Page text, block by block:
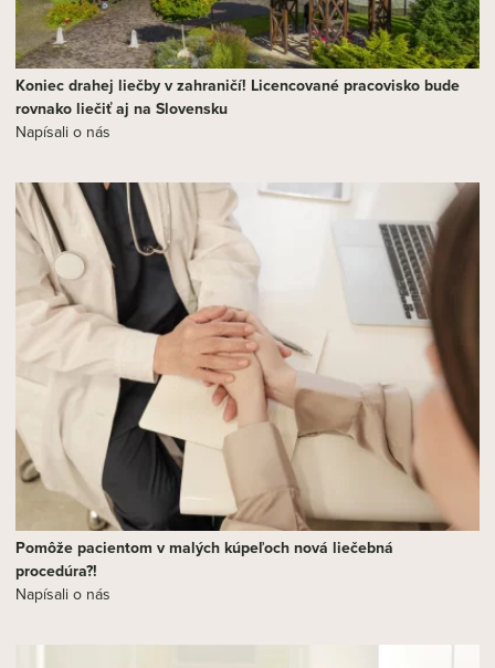
Koniec drahej liečby v zahraničí! Licencované pracovisko bude
rovnako liečiť aj na Slovensku
Napísali o nás
Pomôže pacientom v malých kúpeľoch nová liečebná
procedúra?!
Napísali o nás